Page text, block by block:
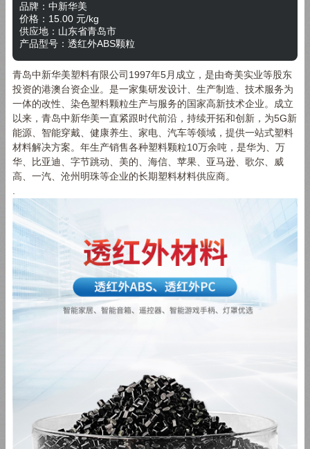
品牌： 中新华美
价格： 15.00 元/kg
供应地： 山东省青岛市
产品型号： 透红外ABS颗粒
青岛中新华美塑料有限公司1997年5月成立，是由奇美实业等股东
投资的港澳台资企业。是一家集研发设计、生产制造、技术服务为
一体的改性、染色塑料颗粒生产与服务的国家高新技术企业。成立
以来，青岛中新华美一直紧跟时代前沿，持续开拓和创新，为5G新
能源、智能穿戴、健康养生、家电、汽车等领域，提供一站式塑料
材料解决方案。年生产销售各种塑料颗粒10万余吨，是华为、万
华、比亚迪、字节跳动、美的、海信、苹果、亚马逊、歌尔、威
高、一汽、沧州明珠等企业的长期塑料材料供应商。